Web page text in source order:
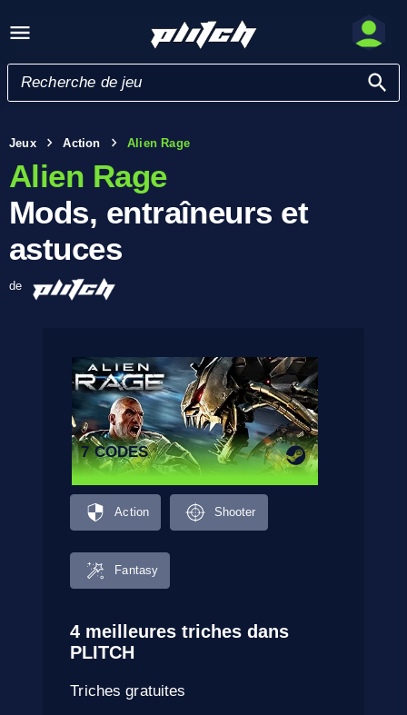
Jeux Action Alien Rage
Alien Rage
Mods, entraîneurs et
astuces
de
7 CODES
Action Shooter
Fantasy
4 meilleures triches dans
PLITCH
Triches gratuites